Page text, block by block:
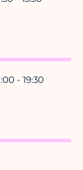
- 19:30